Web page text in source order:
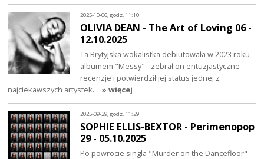
2025-10-06, godz. 11:10
OLIVIA DEAN - The Art of Loving 06 -
12.10.2025
Ta Brytyjska wokalistka debiutowała w 2023 roku
albumem "Messy" - zebrał on entuzjastyczne
recenzje i potwierdził jej status jednej z
najciekawszych artystek… » więcej
2025-09-29, godz. 11:29
SOPHIE ELLIS-BEXTOR - Perimenopop
29 - 05.10.2025
Po powrocie singla "Murder on the Dancefloor"